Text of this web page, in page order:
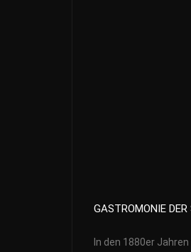
GASTROMONIE
In den 1880er